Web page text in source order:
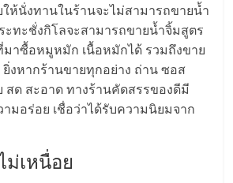
ห้นั่งทานในร้านจะไม่สามารถขายน้ำ
ทะชั่งกิโลจะสามารถขายน้ำจิ้มสูตร
มาซื้อหมูหมัก เนื้อหมักได้ รวมถึงขาย
ยิ่งหากร้านขายทุกอย่าง ถ่าน ซอส
สด สะอาด ทางร้านคัดสรรของดีมี
มอร่อย เชื่อว่าได้รับความนิยมจาก
ม่เหนื่อย